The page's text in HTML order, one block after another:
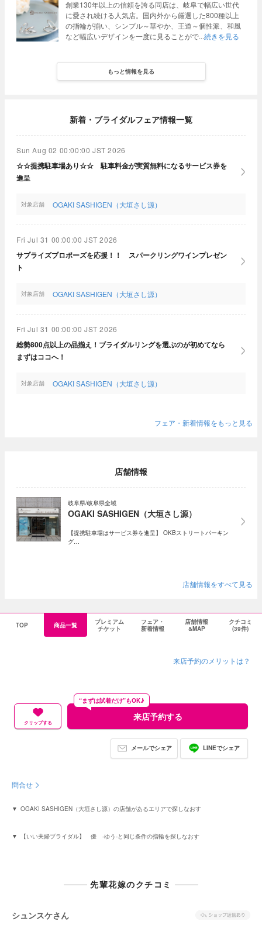
創業130年以上の信頼を誇る同店は、岐阜で幅広い世代
に愛され続ける人気店。国内外から厳選した800種以上
の指輪が揃い、シンプル～華やか、王道～個性派、和風
など幅広いデザインを一度に見ることがで 続きを見る
もっと情報を見る
新着・ブライダルフェア情報一覧
Sun Aug 02 00:00:00 JST 2026
☆☆提携駐車場あり☆☆ 駐車料金が実質無料になるサービス券を
進呈
対象店舗 OGAKI SASHIGEN（大垣さし源）
Fri Jul 31 00:00:00 JST 2026
サプライズプロポーズを応援！！ スパークリングワインプレゼン
ト
対象店舗 OGAKI SASHIGEN（大垣さし源）
Fri Jul 31 00:00:00 JST 2026
総勢800点以上の品揃え！ブライダルリングを選ぶのが初めてなら
まずはココへ！
対象店舗 OGAKI SASHIGEN（大垣さし源）
フェア・新着情報をもっと見る
店舗情報
岐阜県/岐阜県全域
OGAKI SASHIGEN（大垣さし源）
【提携駐車場はサービス券を進呈】 OKBストリートパーキン
グ…
店舗情報をすべて見る
TOP 商品一覧
プレミアム
チケット
フェア・
新着情報
店舗情報
&MAP
クチコミ
(39件)
来店予約のメリットは？
クリップする
来店予約する
“まずは試着だけ”もOK♪
メールでシェア LINEでシェア
問合せ
OGAKI SASHIGEN（大垣さし源）の店舗があるエリアで探しなおす
【いい夫婦ブライダル】 優 -ゆう-と同じ条件の指輪を探しなおす
先輩花嫁のクチコミ
シュンスケさん